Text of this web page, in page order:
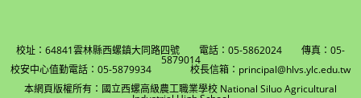
校址：64841雲林縣西螺鎮大同路四號 電話：05-5862024 傳真：05-
5879014
校安中心值勤電話：05-5879934 校長信箱：principal@hlvs.ylc.edu.tw
本網頁版權所有：國立西螺高級農工職業學校 National Siluo Agricultural